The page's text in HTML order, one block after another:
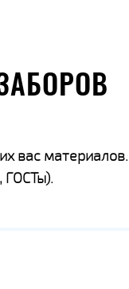
вас
ГОСТы).